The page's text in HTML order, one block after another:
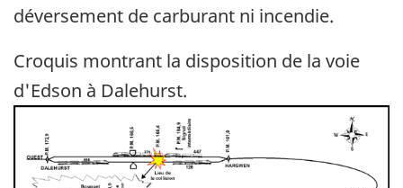
déversement de carburant ni incendie.
Croquis montrant la disposition de la voie
d'Edson à Dalehurst.